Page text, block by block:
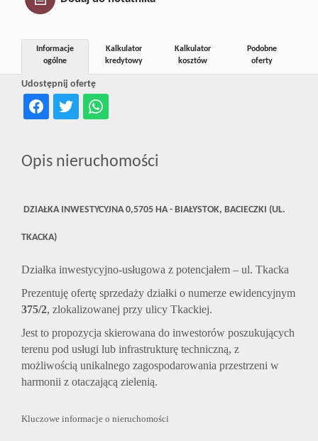
Udostępnij ofertę
Informacje
ogólne
Kalkulator
kredytowy
Kalkulator
kosztów
Podobne
oferty
Opis nieruchomości
DZIAŁKA INWESTYCYJNA 0,5705 HA - BIAŁYSTOK, BACIECZKI (UL.
TKACKA)
Działka inwestycyjno-usługowa z potencjałem – ul. Tkacka
Prezentuję ofertę sprzedaży działki o numerze ewidencyjnym
375/2, zlokalizowanej przy ulicy Tkackiej.
Jest to propozycja skierowana do inwestorów poszukujących
terenu pod usługi lub infrastrukturę techniczną, z
możliwością unikalnego zagospodarowania przestrzeni w
harmonii z otaczającą zielenią.
Kluczowe informacje o nieruchomości